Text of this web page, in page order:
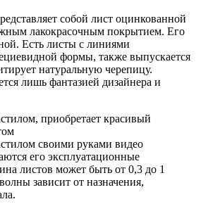
собой лист оцинкованной
лакокрасочным покрытием. Его
Есть листы с линиями
формы, также выпускается
натуральную черепицу.
лишь фантазией дизайнера и
приобретает красивый
его эксплуатационные
листов может быть от 0,3 до 1
зависит от назначения,